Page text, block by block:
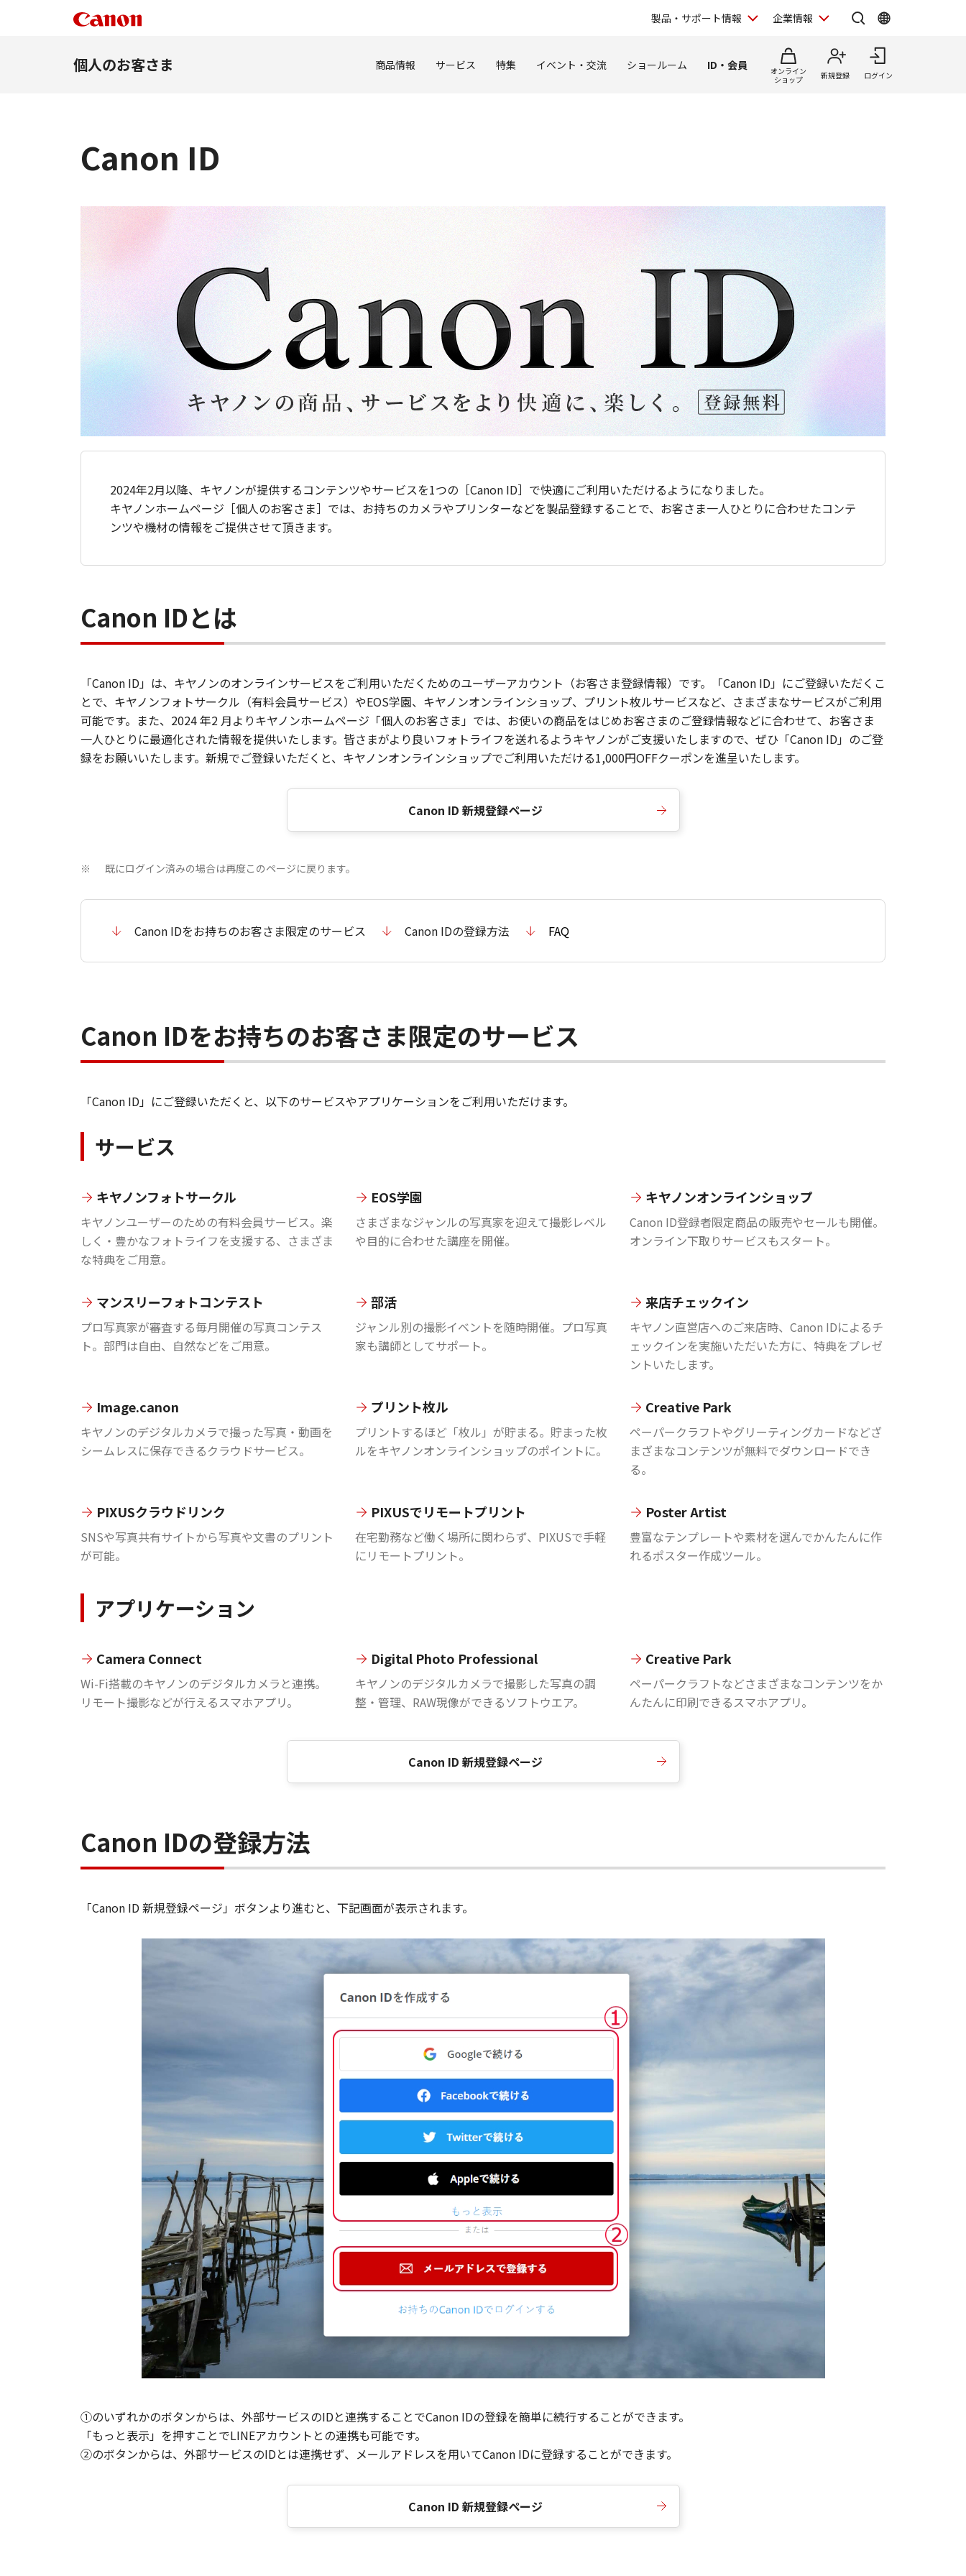
製品・サポート情報 企業情報
個人のお客さま 商品情報 サービス 特集 イベント・交流 ショールーム ID・会員
オンライン
ショップ
新規登録 ログイン
Canon ID
2024年2月以降、キヤノンが提供するコンテンツやサービスを1つの［Canon ID］で快適にご利用いただけるようになりました。
キヤノンホームページ［個人のお客さま］では、お持ちのカメラやプリンターなどを製品登録することで、お客さま一人ひとりに合わせたコンテ
ンツや機材の情報をご提供させて頂きます。
Canon IDとは
「Canon ID」は、キヤノンのオンラインサービスをご利用いただくためのユーザーアカウント（お客さま登録情報）です。「Canon ID」にご登録いただくこ
とで、キヤノンフォトサークル（有料会員サービス）やEOS学園、キヤノンオンラインショップ、プリント枚ルサービスなど、さまざまなサービスがご利用
可能です。また、2024 年2 月よりキヤノンホームページ「個人のお客さま」では、お使いの商品をはじめお客さまのご登録情報などに合わせて、お客さま
一人ひとりに最適化された情報を提供いたします。皆さまがより良いフォトライフを送れるようキヤノンがご支援いたしますので、ぜひ「Canon ID」のご登
録をお願いいたします。新規でご登録いただくと、キヤノンオンラインショップでご利用いただける1,000円OFFクーポンを進呈いたします。
Canon ID 新規登録ページ
※ 既にログイン済みの場合は再度このページに戻ります。
Canon IDをお持ちのお客さま限定のサービス Canon IDの登録方法 FAQ
Canon IDをお持ちのお客さま限定のサービス
「Canon ID」にご登録いただくと、以下のサービスやアプリケーションをご利用いただけます。
サービス
キヤノンフォトサークル
キヤノンユーザーのための有料会員サービス。楽
しく・豊かなフォトライフを支援する、さまざま
な特典をご用意。
EOS学園
さまざまなジャンルの写真家を迎えて撮影レベル
や目的に合わせた講座を開催。
キヤノンオンラインショップ
Canon ID登録者限定商品の販売やセールも開催。
オンライン下取りサービスもスタート。
マンスリーフォトコンテスト
プロ写真家が審査する毎月開催の写真コンテス
ト。部門は自由、自然などをご用意。
部活
ジャンル別の撮影イベントを随時開催。プロ写真
家も講師としてサポート。
来店チェックイン
キヤノン直営店へのご来店時、Canon IDによるチ
ェックインを実施いただいた方に、特典をプレゼ
ントいたします。
Image.canon
キヤノンのデジタルカメラで撮った写真・動画を
シームレスに保存できるクラウドサービス。
プリント枚ル
プリントするほど「枚ル」が貯まる。貯まった枚
ルをキヤノンオンラインショップのポイントに。
Creative Park
ペーパークラフトやグリーティングカードなどざ
まざまなコンテンツが無料でダウンロードでき
る。
PIXUSクラウドリンク
SNSや写真共有サイトから写真や文書のプリント
が可能。
PIXUSでリモートプリント
在宅勤務など働く場所に関わらず、PIXUSで手軽
にリモートプリント。
Poster Artist
豊富なテンプレートや素材を選んでかんたんに作
れるポスター作成ツール。
アプリケーション
Camera Connect
Wi-Fi搭載のキヤノンのデジタルカメラと連携。
リモート撮影などが行えるスマホアプリ。
Digital Photo Professional
キヤノンのデジタルカメラで撮影した写真の調
整・管理、RAW現像ができるソフトウエア。
Creative Park
ペーパークラフトなどさまざまなコンテンツをか
んたんに印刷できるスマホアプリ。
Canon ID 新規登録ページ
Canon IDの登録方法
「Canon ID 新規登録ページ」ボタンより進むと、下記画面が表示されます。
①のいずれかのボタンからは、外部サービスのIDと連携することでCanon IDの登録を簡単に続行することができます。
「もっと表示」を押すことでLINEアカウントとの連携も可能です。
②のボタンからは、外部サービスのIDとは連携せず、メールアドレスを用いてCanon IDに登録することができます。
Canon ID 新規登録ページ